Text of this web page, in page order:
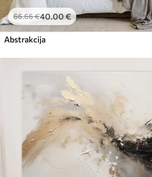
66.66€40.00€
Abstrakcija